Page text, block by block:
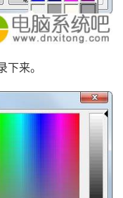
来。